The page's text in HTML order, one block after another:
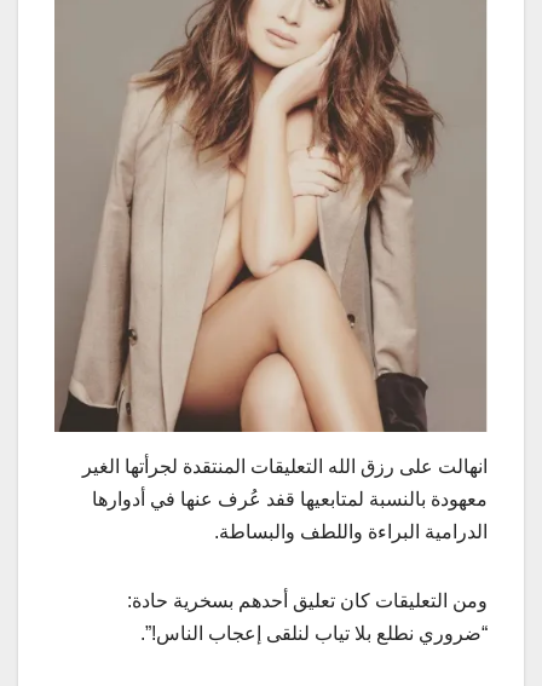
انهالت على رزق الله التعليقات المنتقدة لجرأتها الغير
معهودة بالنسبة لمتابعيها قفد عُرف عنها في أدوارها
الدرامية البراءة واللطف والبساطة.
ومن التعليقات كان تعليق أحدهم بسخرية حادة:
“ضروري نطلع بلا تياب لنلقى إعجاب الناس!”.